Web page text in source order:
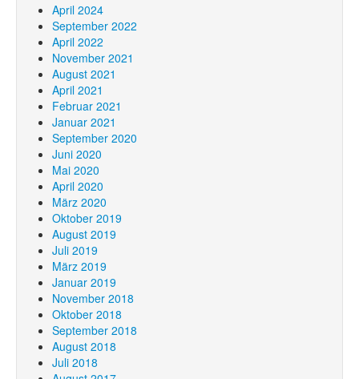
April 2024
September 2022
April 2022
November 2021
August 2021
April 2021
Februar 2021
Januar 2021
September 2020
Juni 2020
Mai 2020
April 2020
März 2020
Oktober 2019
August 2019
Juli 2019
März 2019
Januar 2019
November 2018
Oktober 2018
September 2018
August 2018
Juli 2018